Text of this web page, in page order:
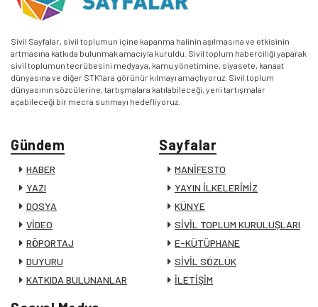
Sivil Sayfalar, sivil toplumun içine kapanma halinin aşılmasına ve etkisinin
artmasına katkıda bulunmak amacıyla kuruldu. Sivil toplum haberciliği yaparak
sivil toplumun tecrübesini medyaya, kamu yönetimine, siyasete, kanaat
dünyasına ve diğer STK’lara görünür kılmayı amaçlıyoruz. Sivil toplum
dünyasının sözcülerine, tartışmalara katılabileceği, yeni tartışmalar
açabileceği bir mecra sunmayı hedefliyoruz.
Gündem
HABER
YAZI
DOSYA
VİDEO
RÖPORTAJ
DUYURU
KATKIDA BULUNANLAR
Sayfalar
MANİFESTO
YAYIN İLKELERİMİZ
KÜNYE
SİVİL TOPLUM KURULUŞLARI
E-KÜTÜPHANE
SİVİL SÖZLÜK
İLETİŞİM